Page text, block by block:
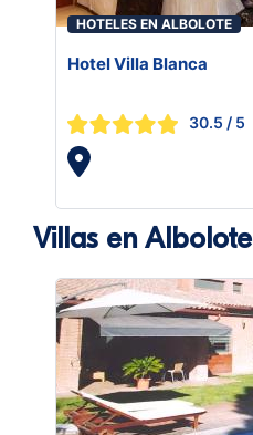
HOTELES EN ALBOLOTE
Hotel Villa Blanca
30.5 / 5
Villas en Albolote